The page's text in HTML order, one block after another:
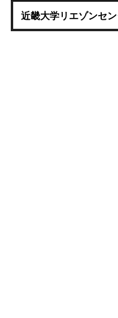
近畿大学リエゾンセ